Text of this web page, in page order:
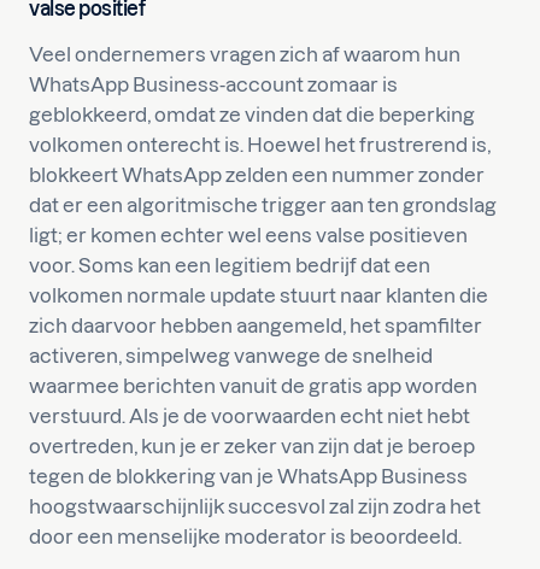
valse positief
Veel ondernemers vragen zich af waarom hun
WhatsApp Business-account zomaar is
geblokkeerd, omdat ze vinden dat die beperking
volkomen onterecht is. Hoewel het frustrerend is,
blokkeert WhatsApp zelden een nummer zonder
dat er een algoritmische trigger aan ten grondslag
ligt; er komen echter wel eens valse positieven
voor. Soms kan een legitiem bedrijf dat een
volkomen normale update stuurt naar klanten die
zich daarvoor hebben aangemeld, het spamfilter
activeren, simpelweg vanwege de snelheid
waarmee berichten vanuit de gratis app worden
verstuurd. Als je de voorwaarden echt niet hebt
overtreden, kun je er zeker van zijn dat je beroep
tegen de blokkering van je WhatsApp Business
hoogstwaarschijnlijk succesvol zal zijn zodra het
door een menselijke moderator is beoordeeld.